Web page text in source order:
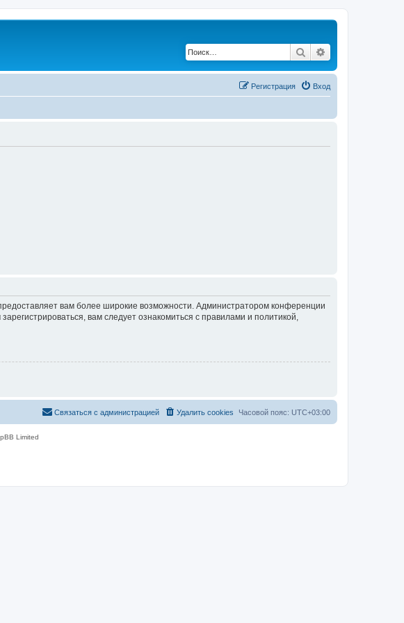
Поиск
Вход
Регистрация
вам более широкие возможности. Администратором конференции
вам следует ознакомиться с правилами и политикой,
Часовой пояс: UTC+03:00
Удалить cookies
Связаться с администрацией
Limited